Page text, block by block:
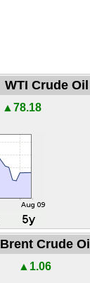
WTI Crude Oil
▲78.18
Brent Crude Oil
▲1.06